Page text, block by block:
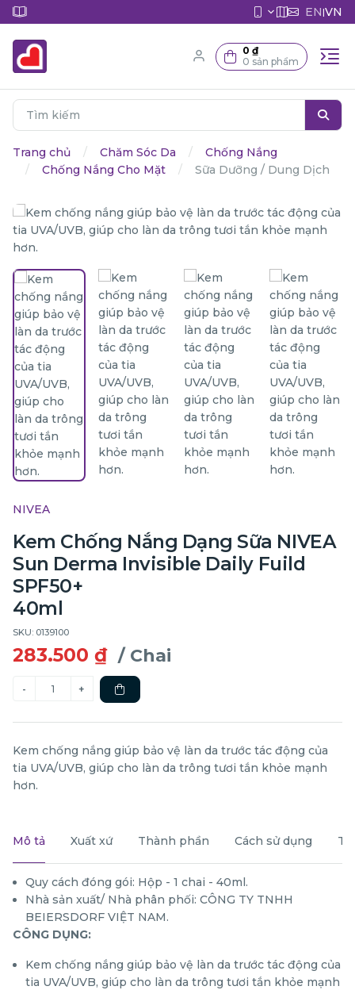
EN|VN
0 ₫
0 sản phẩm
Trang chủ Chăm Sóc Da
Chống Nắng
Chống Nắng Cho Mặt
Sữa Dưỡng / Dung Dịch
NIVEA
Kem Chống Nắng Dạng Sữa NIVEA
Sun Derma Invisible Daily Fuild
SPF50+
40ml
SKU: 0139100
283.500 ₫ / Chai
Kem chống nắng giúp bảo vệ làn da trước tác động của
tia UVA/UVB, giúp cho làn da trông tươi tắn khỏe mạnh
hơn.
Mô tả Xuất xứ Thành phần Cách sử dụng
Quy cách đóng gói: Hộp - 1 chai - 40ml.
Nhà sản xuất/ Nhà phân phối: CÔNG TY TNHH
BEIERSDORF VIỆT NAM.
CÔNG DỤNG:
Kem chống nắng giúp bảo vệ làn da trước tác động của
tia UVA/UVB, giúp cho làn da trông tươi tắn khỏe mạnh